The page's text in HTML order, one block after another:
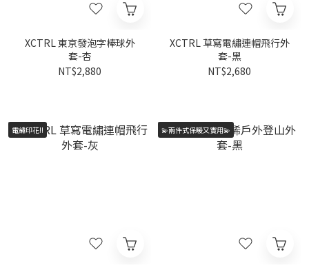
XCTRL 東京發泡字棒球外
套-杏
NT$2,880
XCTRL 草寫電繡連帽飛行外
套-黑
NT$2,680
電繡印花!! 💫兩件式保暖又實用💫